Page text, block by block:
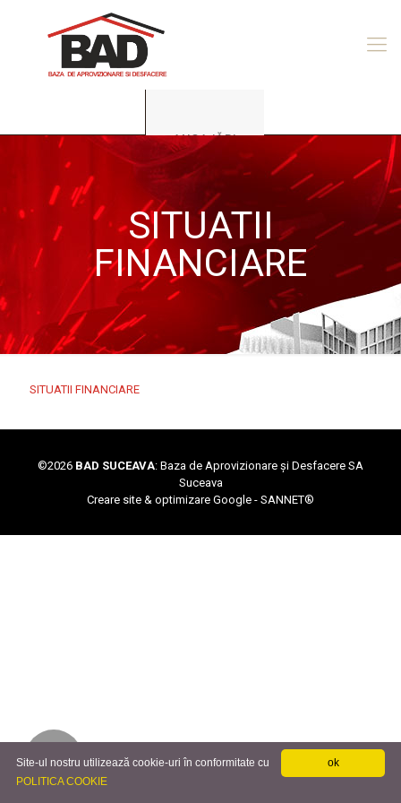
ANGAJĂRI
SITUATII
FINANCIARE
SITUATII FINANCIARE
©2026 BAD SUCEAVA: Baza de Aprovizionare și Desfacere SA
Suceava
Creare site & optimizare Google - SANNET®
ok
Site-ul nostru utilizează cookie-uri în conformitate cu
POLITICA COOKIE